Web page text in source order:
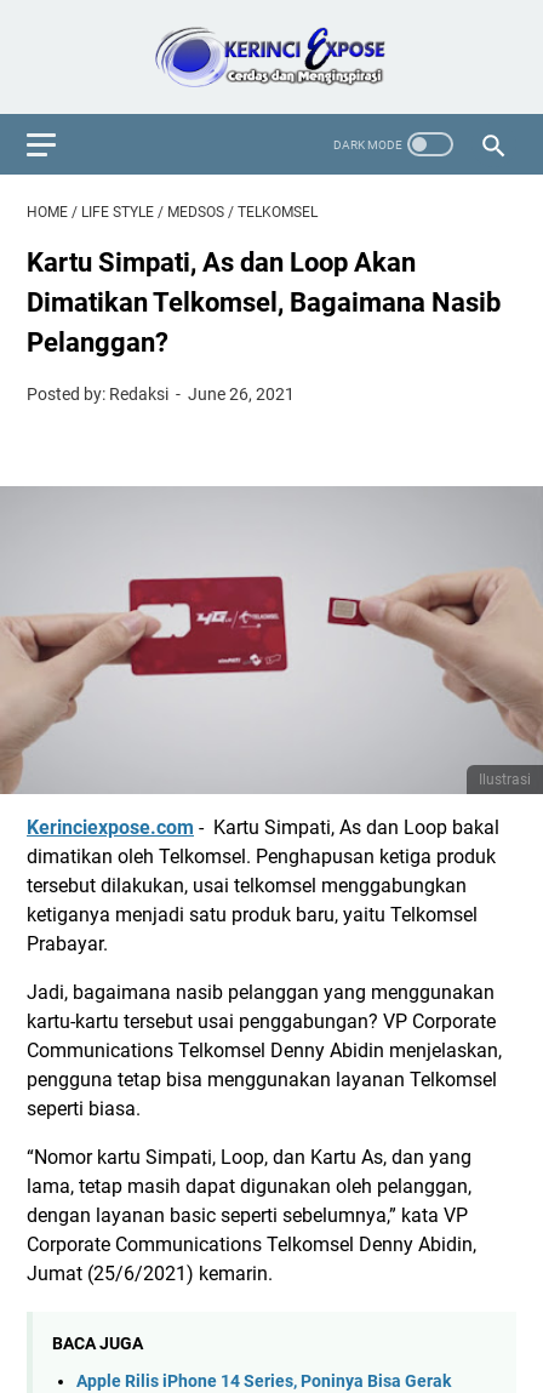
HOME / LIFE STYLE / MEDSOS / TELKOMSEL
Kartu Simpati, As dan Loop Akan
Dimatikan Telkomsel, Bagaimana Nasib
Pelanggan?
Posted by: Redaksi June 26, 2021
Ilustrasi
Kerinciexpose.com - Kartu Simpati, As dan Loop bakal
dimatikan oleh Telkomsel. Penghapusan ketiga produk
tersebut dilakukan, usai telkomsel menggabungkan
ketiganya menjadi satu produk baru, yaitu Telkomsel
Prabayar.
Jadi, bagaimana nasib pelanggan yang menggunakan
kartu-kartu tersebut usai penggabungan? VP Corporate
Communications Telkomsel Denny Abidin menjelaskan,
pengguna tetap bisa menggunakan layanan Telkomsel
seperti biasa.
“Nomor kartu Simpati, Loop, dan Kartu As, dan yang
lama, tetap masih dapat digunakan oleh pelanggan,
dengan layanan basic seperti sebelumnya,” kata VP
Corporate Communications Telkomsel Denny Abidin,
Jumat (25/6/2021) kemarin.
BACA JUGA
Apple Rilis iPhone 14 Series, Poninya Bisa Gerak